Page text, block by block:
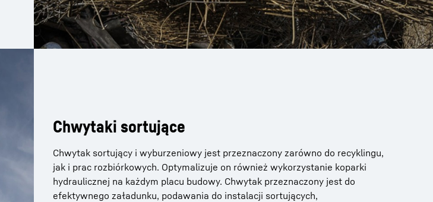
Chwytaki sortujące
Chwytak sortujący i wyburzeniowy jest przeznaczony zarówno do recyklingu,
jak i prac rozbiórkowych. Optymalizuje on również wykorzystanie koparki
hydraulicznej na każdym placu budowy. Chwytak przeznaczony jest do
efektywnego załadunku, podawania do instalacji sortujących,